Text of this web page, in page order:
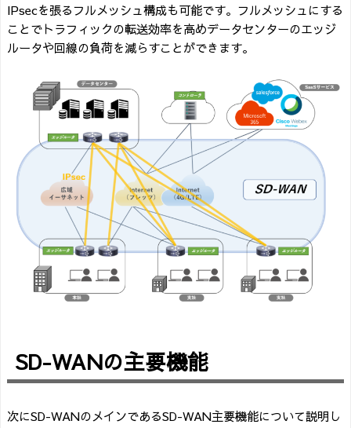
IPsecを張るフルメッシュ構成も可能です。フルメッシュにする
ことでトラフィックの転送効率を高めデータセンターのエッジ
ルータや回線の負荷を減らすことができます。
SD-WANの主要機能
次にSD-WANのメインであるSD-WAN主要機能について説明し